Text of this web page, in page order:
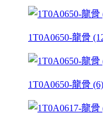
1T0A0650-龍骨
1T0A0650-龍骨